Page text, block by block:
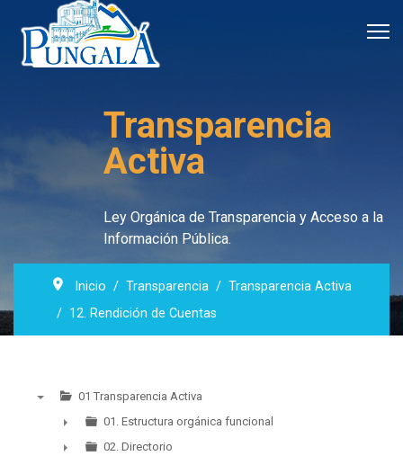
Transparencia
Activa
Ley Orgánica de Transparencia y Acceso a la
Información Pública.
Inicio Transparencia
Transparencia Activa
12. Rendición de Cuentas
01 Transparencia Activa
►
01. Estructura orgánica funcional
02. Directorio